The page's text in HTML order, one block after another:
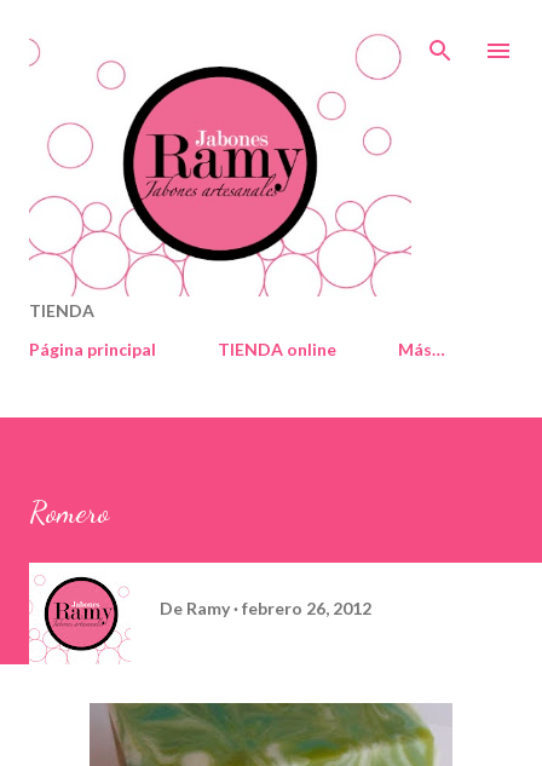
TIENDA
Página principal
TIENDA online Más…
Romero
De Ramy febrero 26, 2012